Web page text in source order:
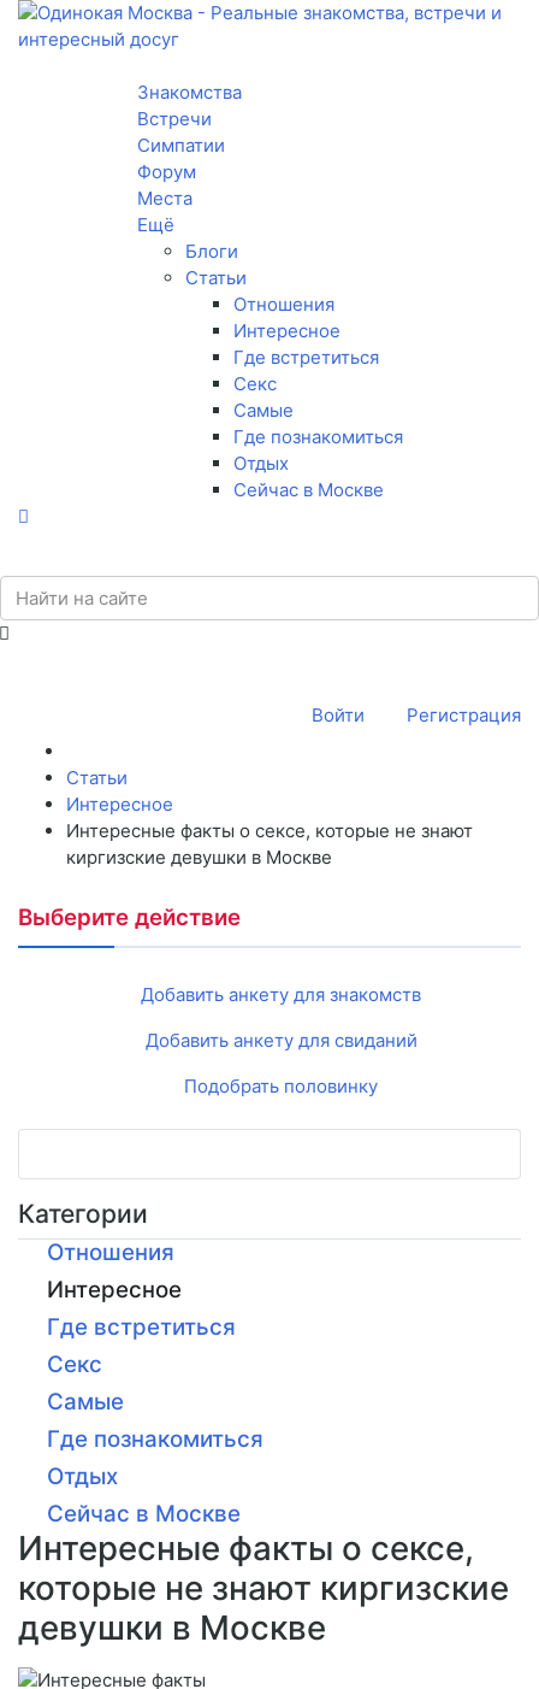
Toggle navigation
Знакомства
Встречи
Симпатии
Форум
Места
Ещё
Блоги
Статьи
Отношения
Интересное
Где встретиться
Секс
Самые
Где познакомиться
Отдых
Сейчас в Москве
Войти Регистрация
Статьи
Интересное
Интересные факты о сексе, которые не знают
киргизские девушки в Москве
Выберите действие
Добавить анкету для знакомств
Добавить анкету для свиданий
Подобрать половинку
Категории
Отношения
Интересное
Где встретиться
Секс
Самые
Где познакомиться
Отдых
Сейчас в Москве
Интересные факты о сексе,
которые не знают киргизские
девушки в Москве